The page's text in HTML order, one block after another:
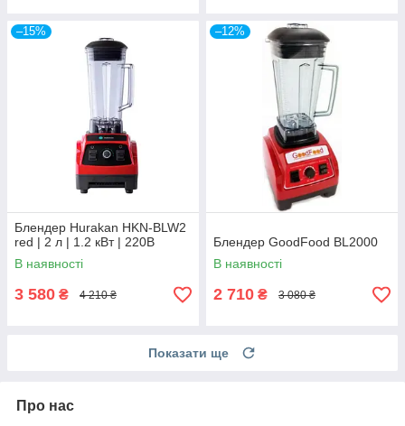
–15%
Блендер Hurakan HKN-BLW2
red | 2 л | 1.2 кВт | 220В
В наявності
3 580 ₴ 4 210 ₴
–12%
Блендер GoodFood BL2000
В наявності
2 710 ₴ 3 080 ₴
Показати ще
Про нас